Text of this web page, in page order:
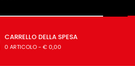
CARRELLO DELLA SPESA
0 ARTICOLO- € 0,00